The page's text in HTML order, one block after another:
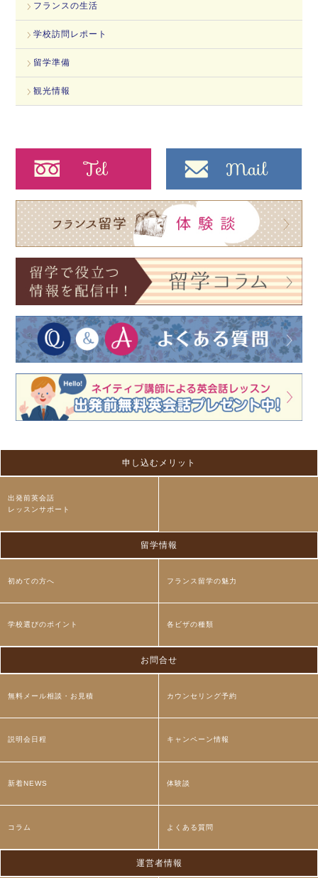
フランスの生活
学校訪問レポート
留学準備
観光情報
申し込むメリット
出発前英会話
レッスンサポート
留学情報
初めての方へ フランス留学の魅力
学校選びのポイント 各ビザの種類
お問合せ
無料メール相談・お見積 カウンセリング予約
説明会日程 キャンペーン情報
新着NEWS 体験談
コラム よくある質問
運営者情報